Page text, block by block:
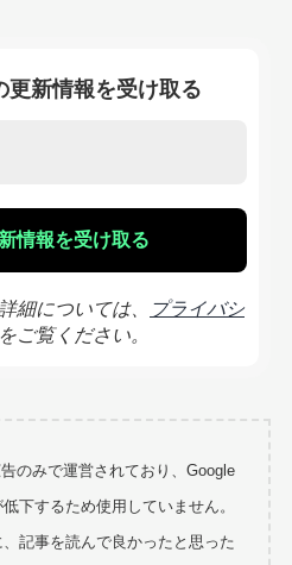
新情報を受け取る
細については、
プライバシ
ご覧ください。
のみで運営されており、Google
下するため使用していません。
記事を読んで良かったと思った